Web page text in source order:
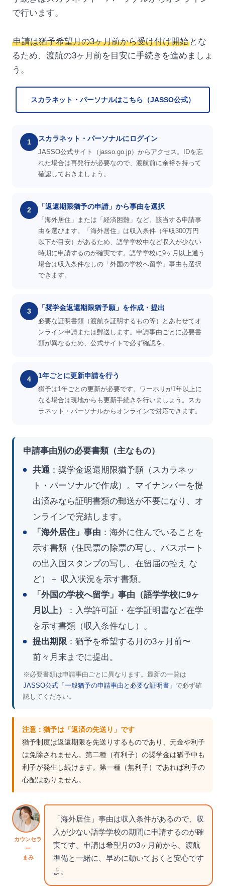
で行います。
申請は猶予希望月の3ヶ月前から受け付け開始とな
るため、渡航の3ヶ月前を目安に手続きを進めましょ
う。
スカラネット・パーソナルはこちら（JASSO公式）
1 スカラネット・パーソナルにログイン
JASSO公式サイト（jasso.go.jp）からアクセス。IDを忘
れた場合は再発行が必要なので、渡航前に余裕を持って
確認しておきましょう。
2 「返還期限猶予の申請」から事由を選択
「海外居住」または「経済困難」など、該当する申請事
由を選びます。「海外居住」は収入条件（年収300万円
以下が目安）があるため、語学学校中など収入が少ない
時期に申請するのが確実です。語学学校に9ヶ月以上通う
場合は収入条件なしの「外国の学校へ留学」事由も選択
できます。
3 「奨学金返還期限猶予願」を作成・提出
必要な証明書類（渡航を証明するもの等）とあわせてオ
ンライン申請または郵送します。申請事由ごとに必要書
類が異なるため、公式サイトで必ず確認を。
4 1年ごとに更新申請を行う
猶予は1年ごとの更新が必要です。ワーホリが1年以上に
なる場合は現地からも更新手続きを行いましょう。スカ
ラネット・パーソナルからオンラインで対応できます。
申請事由別の必要書類（主なもの）
共通 ：奨学金返還期限猶予願（スカラネッ
ト・パーソナルで作成）。マイナンバーを提
出済みなら証明書類の郵送が不要になり、オ
ンラインで完結します。
「海外居住」事由 ：海外に住んでいることを
示す書類（住民票の除票の写し、パスポート
の出入国スタンプの写し、在留届の控え な
ど）＋ 収入状況を示す書類。
「外国の学校へ留学」事由（語学学校に9ヶ
月以上）
：入学許可証・在学証明書など在学
を示す書類（収入条件なし）。
提出期限 ：猶予を希望する月の3ヶ月前〜
前々月末までに提出。
※必要書類は申請事由ごとに異なります。最新の一覧は
JASSO公式「一般猶予の申請事由と必要な証明書」 で必ず確
認してください。
注意：猶予は「返済の先送り」です
猶予制度は返還期限を先送りするものであり、元金や利子
は免除されません。第二種（有利子）の奨学金は猶予中も
利子が発生し続けます。第一種（無利子）であれば利子の
心配はありません。
カウンセラ
ー
まみ
「海外居住」事由は収入条件があるので、収
入が少ない語学学校の期間に申請するのが確
実です。申請は希望月の3ヶ月前から。渡航
準備と一緒に、早めに動いておくと安心です
よ。